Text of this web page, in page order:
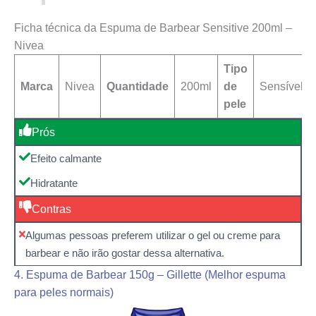
Ficha técnica da Espuma de Barbear Sensitive 200ml –
Nivea
Marca Nivea Quantidade 200ml
Tipo
de
pele
Sensível
Prós
Efeito calmante
Hidratante
Contras
Algumas pessoas preferem utilizar o gel ou creme para
barbear e não irão gostar dessa alternativa.
4. Espuma de Barbear 150g – Gillette (Melhor espuma
para peles normais)